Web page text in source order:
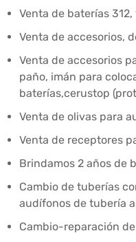
Venta de baterías
Venta de accesorios,
Venta de accesorios
paño, imán para
baterías,cerustop
Venta de olivas para
Venta de receptores
Brindamos 2 años de
Cambio de tuberías
audífonos de tubería
Cambio-reparación